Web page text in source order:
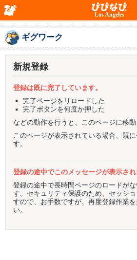
Los Angeles
ギグワーク
新規登録
登録は既に完了しています。
完了ページをリロードした
完了ボタンを何度か押した
などの動作を行うと、このページに移動
このページが表示されている場合、既
す。
登録の途中でこのメッセージが表示さ
登録の途中で長時間ページのロードが
す。セキュリティ保護のため、セッシ
すので、お手数ですが、再度登録作業
い。